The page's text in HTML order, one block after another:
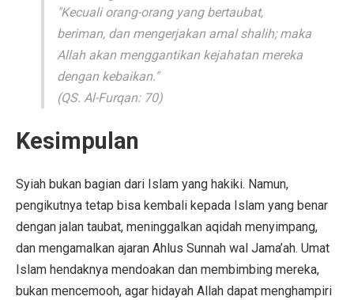
"Kecuali orang-orang yang bertaubat,
beriman, dan mengerjakan amal shalih; maka
Allah akan menggantikan kejahatan mereka
dengan kebaikan."
(QS. Al-Furqan: 70)
Kesimpulan
Syiah bukan bagian dari Islam yang hakiki. Namun,
pengikutnya tetap bisa kembali kepada Islam yang benar
dengan jalan taubat, meninggalkan aqidah menyimpang,
dan mengamalkan ajaran Ahlus Sunnah wal Jama’ah. Umat
Islam hendaknya mendoakan dan membimbing mereka,
bukan mencemooh, agar hidayah Allah dapat menghampiri